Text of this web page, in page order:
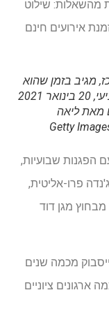
מהשאלות: שילוט
אירועים חינם
מגיב בזמן שהוא
צופה בזרם השבעת הנשיא ג'ו ביידן ביום רביעי, 20 בינואר 2021
מאת ליאה
הפגנות שבועיות,
פרו-אליטית,
מבחוץ מגן דוד
מכמה שנים
ציוניים